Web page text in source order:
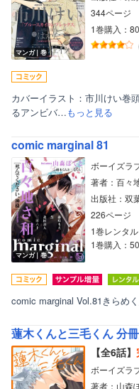
マンガ｜巻
344ページ
1巻購入：
カバーイラスト：市川けい巻
るアンビバ…もっと見る
comic marginal 81
マンガ｜巻
ボーイズラ
著者：百々
出版社：双
226ページ
1巻レンタ
1巻購入：
comic marginal Vol.81きらめ
蓮木くんと三毛くん 分
【全6話】
ボーイズラ
著者：山森